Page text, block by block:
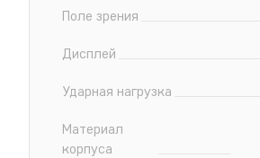
Поле зрения
Дисплей
Ударная нагрузка
Материал
корпуса